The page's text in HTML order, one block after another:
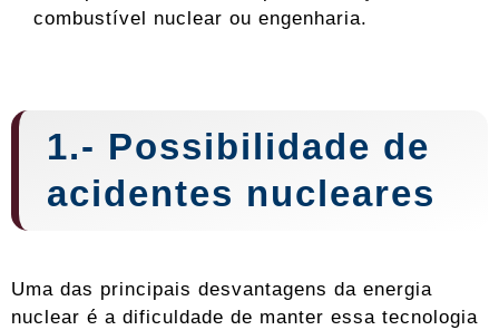
combustível nuclear ou engenharia.
1.- Possibilidade de
acidentes nucleares
Uma das principais desvantagens da energia
nuclear é a dificuldade de manter essa tecnologia